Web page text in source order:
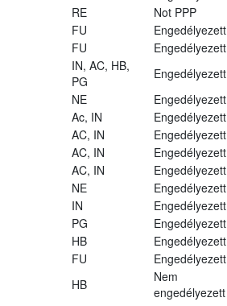
RE Not PPP
FU Engedélyezett
FU Engedélyezett
IN, AC, HB,
PG
Engedélyezett
NE Engedélyezett
Ac, IN Engedélyezett
AC, IN Engedélyezett
AC, IN Engedélyezett
AC, IN Engedélyezett
NE Engedélyezett
IN Engedélyezett
PG Engedélyezett
HB Engedélyezett
FU Engedélyezett
HB
Nem
engedélyezett